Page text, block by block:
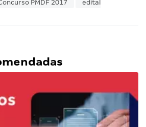
PMDF 2017
edital